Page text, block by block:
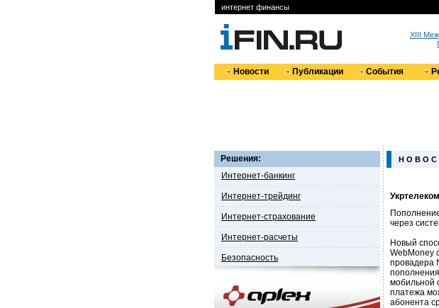
интернет финансы
XIII
Новости Публикации События
Решения:
Интернет-банкинг
Интернет-трейдинг
Интернет-страхование
Интернет-расчеты
Безопасность
Н О В О С
через
Новый
WebMoney
провадера
мобильной
платежа
абонента